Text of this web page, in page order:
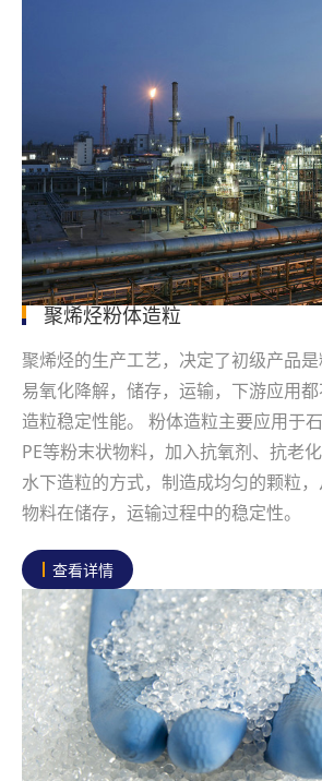
聚烯烃粉体造粒
聚烯烃的生产工艺，决定了初级产品
易氧化降解，储存，运输，下游应用
造粒稳定性能。 粉体造粒主要应用于石
PE等粉末状物料，加入抗氧剂、抗老
水下造粒的方式，制造成均匀的颗粒
物料在储存，运输过程中的稳定性。
查看详情